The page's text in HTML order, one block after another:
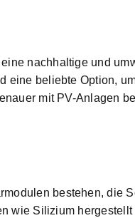
nachhaltige und
eine beliebte Option,
mit PV-Anlagen
bestehen, die
wie Silizium